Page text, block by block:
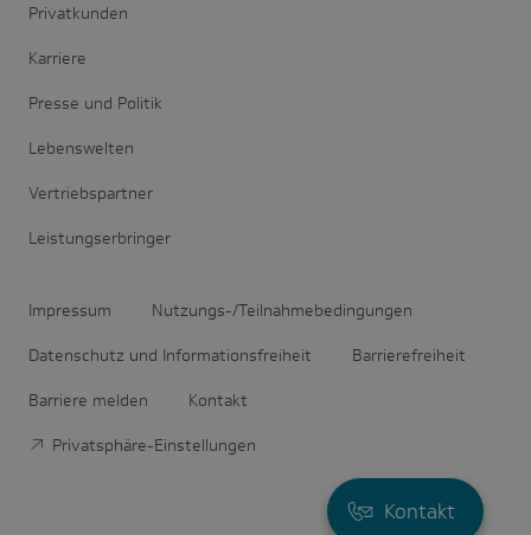
Kontakt
Privatkunden
Karriere
Presse und Politik
Lebenswelten
Vertriebspartner
Leistungserbringer
Impressum Nutzungs-/Teilnahmebedingungen
Datenschutz und Informationsfreiheit Barrierefreiheit
Barriere melden Kontakt
Privatsphäre-Einstellungen